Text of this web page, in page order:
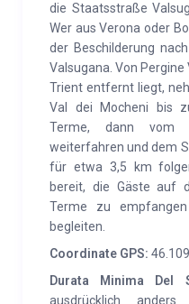
stellt als die
DIENSTLEISTUNGEN:
Bauernhöfe,
und km-Produkten.
Möglichkeit, frische
Wolle und Garn
Züchtern zu finden.
Kilometer von der Stadt
wo Sie
Apotheke, ein
Tourismusbüro
die Staatsstraße
Wer aus Verona oder
der Beschilderung
Valsugana. Von
Trient entfernt liegt,
Val dei Mocheni bis
Terme, dann vom
weiterfahren und dem
für etwa 3,5 km
bereit, die Gäste auf
Terme zu
begleiten.
Coordinate GPS:
Durata Minima Del
ausdrücklich